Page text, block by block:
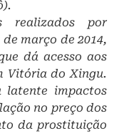
realizados por
março de 2014,
dá acesso aos
Vitória do Xingu.
latente impactos
no preço dos
da prostituição